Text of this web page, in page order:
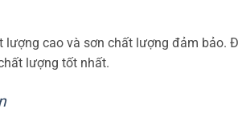
lượng cao và sơn chất lượng đảm
lượng tốt nhất.